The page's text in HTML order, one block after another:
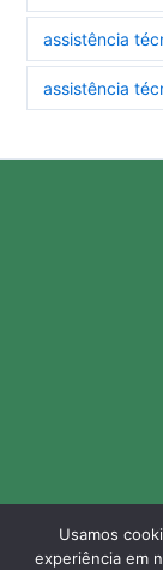
assistência
assistência
Copyright ©
Usamos
experiência em